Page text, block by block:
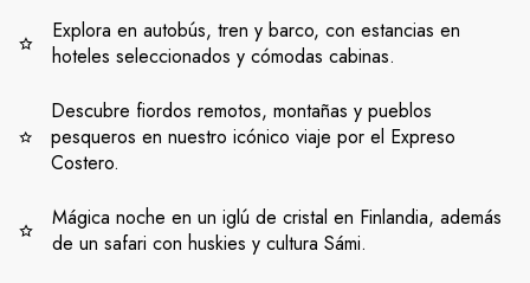
Explora en autobús, tren y barco, con estancias en
hoteles seleccionados y cómodas cabinas.
Descubre fiordos remotos, montañas y pueblos
pesqueros en nuestro icónico viaje por el Expreso
Costero.
Mágica noche en un iglú de cristal en Finlandia, además
de un safari con huskies y cultura Sámi.